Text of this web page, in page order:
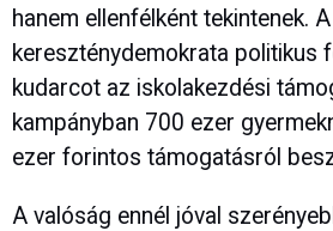
hanem ellenfélként tekintenek. A
kereszténydemokrata politikus
kudarcot az iskolakezdési
kampányban 700 ezer
ezer forintos támogatásról
A valóság ennél jóval